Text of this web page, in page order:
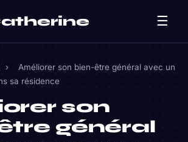
☰
›
Améliorer son bien-être général avec un
sa résidence
son
général